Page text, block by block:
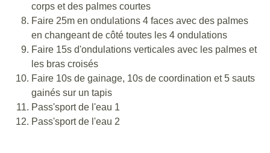
corps et des palmes courtes
Faire 25m en ondulations 4 faces avec des palmes
en changeant de côté toutes les 4 ondulations
Faire 15s d'ondulations verticales avec les palmes et
les bras croisés
Faire 10s de gainage, 10s de coordination et 5 sauts
gainés sur un tapis
Pass'sport de l'eau 1
Pass'sport de l'eau 2